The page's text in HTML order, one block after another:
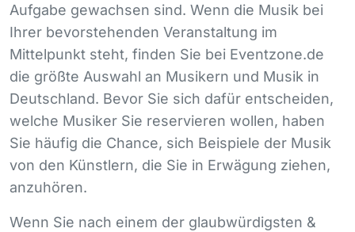
Aufgabe gewachsen sind. Wenn die Musik bei
Ihrer bevorstehenden Veranstaltung im
Mittelpunkt steht, finden Sie bei Eventzone.de
die größte Auswahl an Musikern und Musik in
Deutschland. Bevor Sie sich dafür entscheiden,
welche Musiker Sie reservieren wollen, haben
Sie häufig die Chance, sich Beispiele der Musik
von den Künstlern, die Sie in Erwägung ziehen,
anzuhören.
Wenn Sie nach einem der glaubwürdigsten &